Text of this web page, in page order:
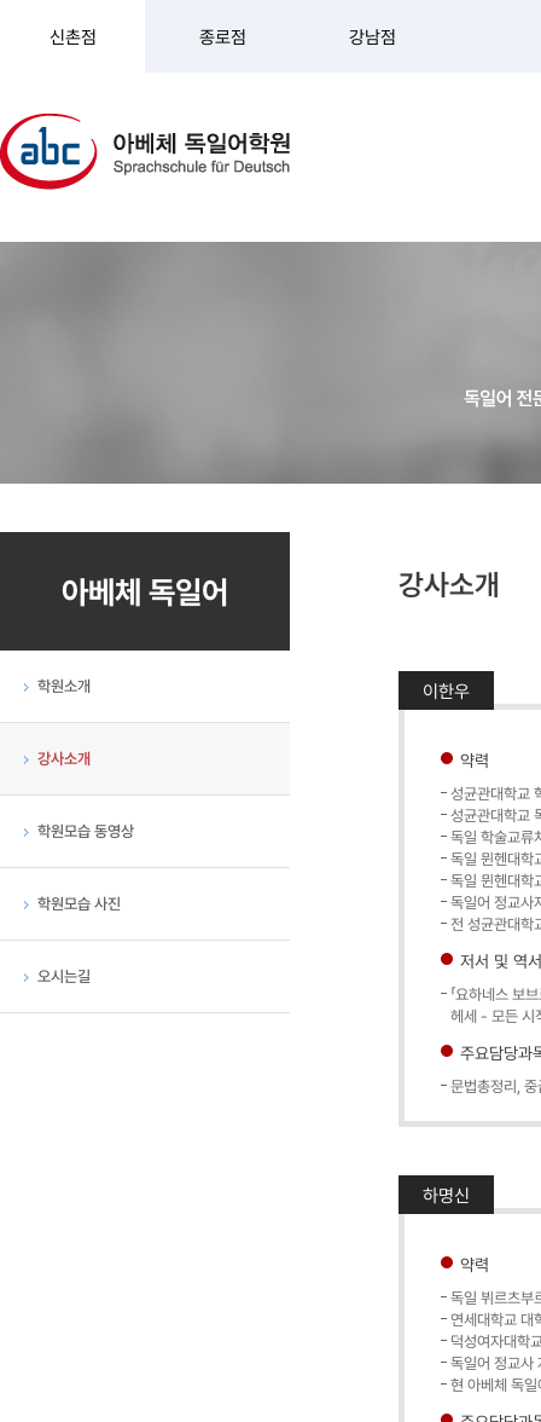
신촌점 종로점 강남점
아베체 독일어
학원소개
강사소개
학원모습 동영상
학원모습 사진
오시는길
강사소개
이한우
약력
성균관대학교
성균관대학교
독일 학술교류
독일 뮌헨대
독일 뮌헨대학
독일어 정교사
전 성균관대학
저서 및 역서
「요하네스 보
헤세 - 모든 시
주요담당과
문법총정리,
하명신
약력
독일 뷔르츠
연세대학교 대
덕성여자대학
독일어 정교사
현 아베체 독